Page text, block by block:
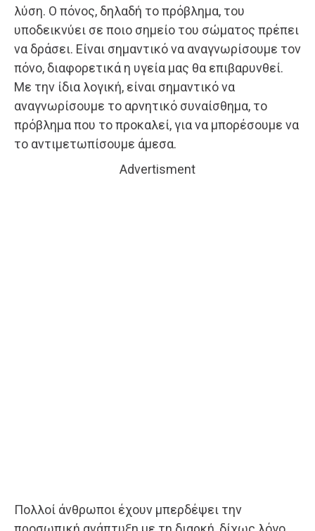
λύση. Ο πόνος, δηλαδή το πρόβλημα, του
υποδεικνύει σε ποιο σημείο του σώματος πρέπει
να δράσει. Είναι σημαντικό να αναγνωρίσουμε τον
πόνο, διαφορετικά η υγεία μας θα επιβαρυνθεί.
Με την ίδια λογική, είναι σημαντικό να
αναγνωρίσουμε το αρνητικό συναίσθημα, το
πρόβλημα που το προκαλεί, για να μπορέσουμε να
το αντιμετωπίσουμε άμεσα.
Advertisment
Πολλοί άνθρωποι έχουν μπερδέψει την